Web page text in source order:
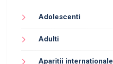
Adolescenti
Adulti
Aparitii internationale